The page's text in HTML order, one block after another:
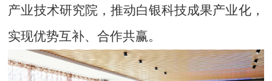
产业技术研究院，推动白银科技成果产业化，
实现优势互补、合作共赢。